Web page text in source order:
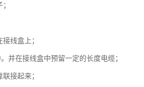
线盒上；
并在接线盒中预留一定的长度电缆；
接起来；